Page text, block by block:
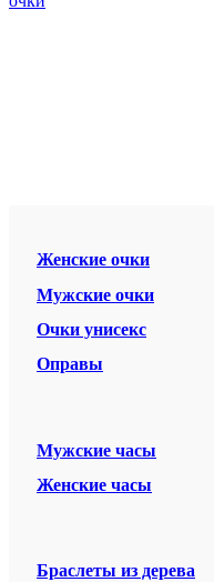
Женские очки
Мужские очки
Очки унисекс
Оправы
Мужские часы
Женские часы
Браслеты из дерева